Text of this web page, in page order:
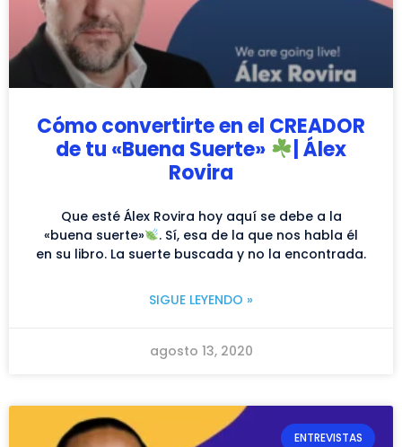
Cómo convertirte en el CREADOR
de tu «Buena Suerte»
| Álex
Rovira
Que esté Álex Rovira hoy aquí se debe a la
«buena suerte»
. Sí, esa de la que nos habla él
en su libro. La suerte buscada y no la encontrada.
SIGUE LEYENDO »
agosto 13, 2020
ENTREVISTAS